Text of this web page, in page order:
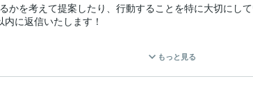
かを考えて提案したり、行動することを特に大切にして
に返信いたします！
か、そこから一緒に考えていきます！
にしっかりと意味が生まれ、より効果的な名刺・HPを
もっと見る